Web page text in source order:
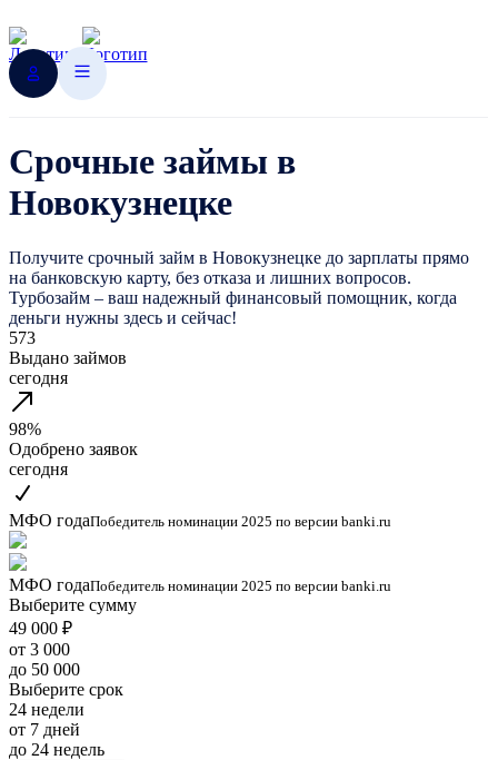
Срочные займы в
Новокузнецке
Получите срочный займ в Новокузнецке до зарплаты прямо
на банковскую карту, без отказа и лишних вопросов.
Турбозайм – ваш надежный финансовый помощник, когда
деньги нужны здесь и сейчас!
573
Выдано займов
сегодня
98%
Одобрено заявок
сегодня
МФО годаПобедитель номинации 2025 по версии banki.ru
МФО годаПобедитель номинации 2025 по версии banki.ru
Выберите сумму
49 000 ₽
от 3 000
до 50 000
Выберите срок
24 недели
от 7 дней
до 24 недель